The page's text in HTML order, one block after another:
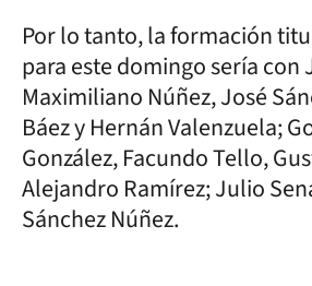
Por lo tanto, la formación
para este domingo sería con
Maximiliano Núñez, José
Báez y Hernán Valenzuela;
González, Facundo Tello,
Alejandro Ramírez; Julio
Sánchez Núñez.